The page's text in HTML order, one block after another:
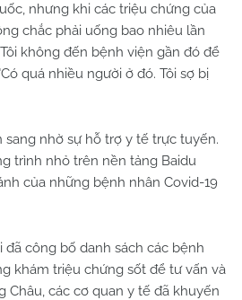
nhưng khi các triệu chứng của
chắc phải uống bao nhiêu lần
không đến bệnh viện gần đó để
quá nhiều người ở đó. Tôi sợ bị
sang nhờ sự hỗ trợ y tế trực tuyến.
trình nhỏ trên nền tảng Baidu
của những bệnh nhân Covid-19
đã công bố danh sách các bệnh
khám triệu chứng sốt để tư vấn và
Châu, các cơ quan y tế đã khuyến